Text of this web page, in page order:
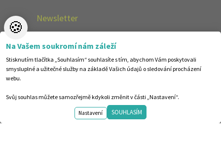
Newsletter
nabídky jako první.
🍪
Na Vašem soukromí nám záleží
Stisknutím tlačítka „Souhlasím“ souhlasíte s tím, abychom Vám poskytovali
smysluplné a užitečné služby na základě Vašich údajů o sledování procházení
webu.
Svůj souhlas můžete samozřejmě kdykoli změnit v části „Nastavení“.
Nastavení SOUHLASÍM